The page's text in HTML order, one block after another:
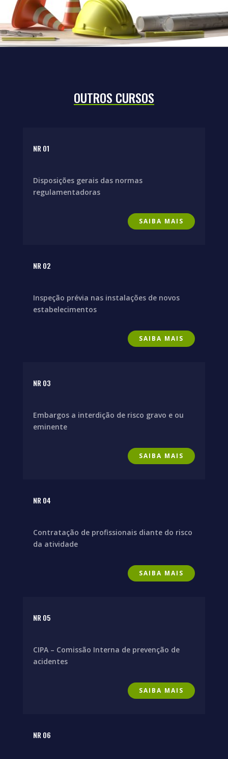
OUTROS CURSOS
NR 01
Disposições gerais das normas
regulamentadoras
SAIBA MAIS
NR 02
Inspeção prévia nas instalações de novos
estabelecimentos
SAIBA MAIS
NR 03
Embargos a interdição de risco gravo e ou
eminente
SAIBA MAIS
NR 04
Contratação de profissionais diante do risco
da atividade
SAIBA MAIS
NR 05
CIPA – Comissão Interna de prevenção de
acidentes
SAIBA MAIS
NR 06